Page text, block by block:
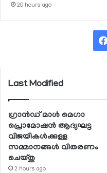
20 hours ago
Last Modified
ഗ്രാന്‍ഡ് മാള്‍ മെഗാ
പ്രൊമോഷന്‍ ആദ്യഘട്ട
വിജയികള്‍ക്കുള്ള
സമ്മാനങ്ങള്‍ വിതരണം
ചെയ്തു
2 hours ago